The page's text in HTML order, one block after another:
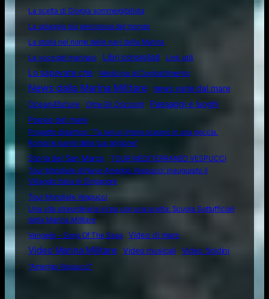
La scelta di Giorgia sommergibilista
La spiaggia più pericolosa del mondo
La storia nel nome delle navi della Marina
La voce del marinaio
Libri consigliati Link utili
Lo sapevate che Medicina di Combattimento
News dalla Marina Militare
news varie dal mare
Ocean4future
Oltre Gli Orizzonti
Paesaggi e luoghi
Poesie del mare
Progetto didattico: “Tu sei un intero oceano in una goccia.
Rompi le pareti della tua prigione”
Storia del San Marco
TOUR MEDITERRANEO VESPUCCI
Tour Mondiale di Nave Amerigo Vespucci: inaugurato il
Villaggio Italia di Singapore
Tour Mondiale Vespucci
Una vita straordinaria inizia con una scelta: Scuola Sottufficiali
della Marina Militare
Vangelis – Song Of The Seas
Video di mare
Video Marina Militare Video musicali
Video Soldini
“Amerigo Vespucci”